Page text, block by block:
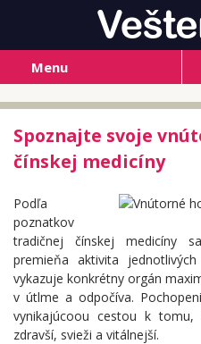
Menu
Spoznajte svoje
čínskej medicíny
Podľa
poznatkov
tradičnej čínskej medicíny
premieňa aktivita
vykazuje konkrétny orgán
v útlme a odpočíva.
vynikajúcoou cestou k
zdravší, svieži a vitálnejší.